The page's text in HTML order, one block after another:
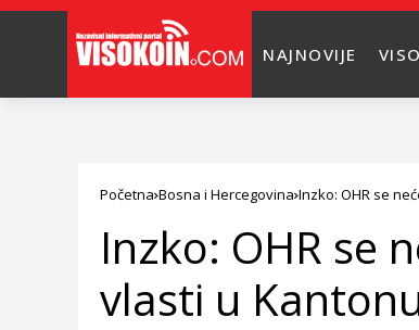
NAJNOVIJE
Početna Bosna i Hercegovina Inzko: OHR se
Inzko: OHR se
vlasti u